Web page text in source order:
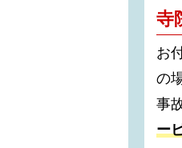
寺
お
の
事
ー